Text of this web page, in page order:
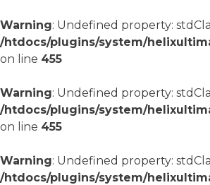
Warning: Undefined property:
/htdocs/plugins/system/
on line 455
Warning: Undefined property:
/htdocs/plugins/system/
on line 455
Warning: Undefined property:
/htdocs/plugins/system/